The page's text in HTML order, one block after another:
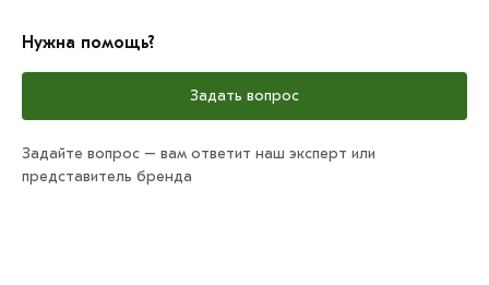
Нужна помощь?
Задать вопрос
Задайте вопрос – вам ответит наш эксперт или
представитель бренда